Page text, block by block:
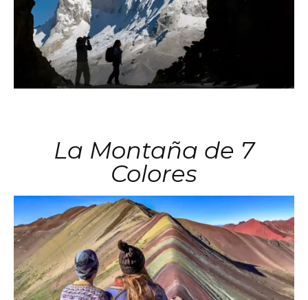
La Montaña de 7
Colores